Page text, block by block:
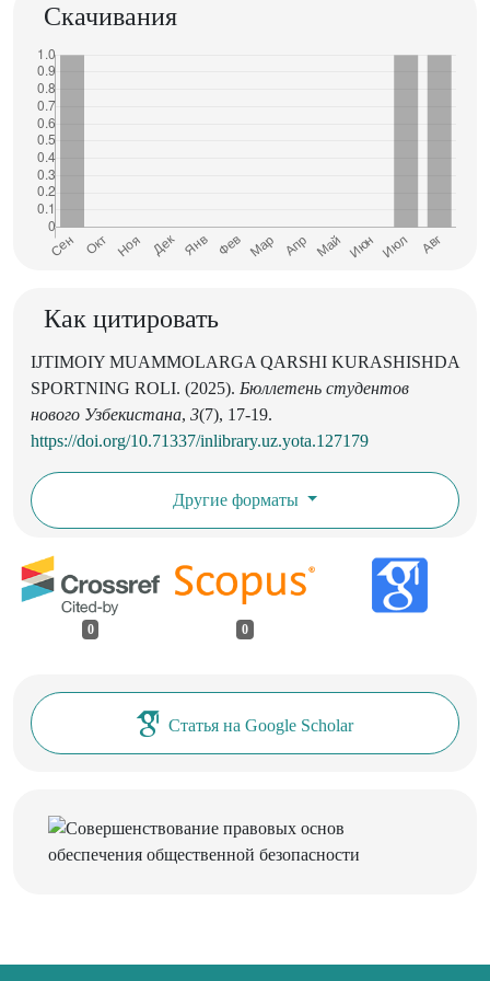
Скачивания
Как цитировать
IJTIMOIY MUAMMOLARGA QARSHI KURASHISHDA
SPORTNING ROLI. (2025). Бюллетень студентов
нового Узбекистана, 3(7), 17-19.
https://doi.org/10.71337/inlibrary.uz.yota.127179
Другие форматы
0 0
Статья на Google Scholar